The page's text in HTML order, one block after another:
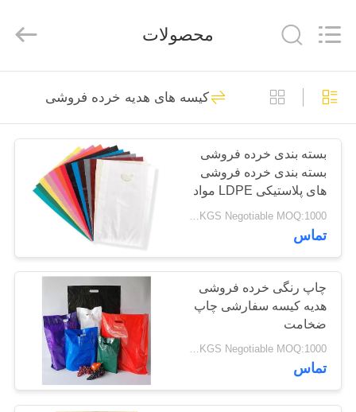
خانه
محصولات
درباره
تور
کارخانه
کنترل
کیفیت
PACKING
PRODUCTS
Rights
کیسه های زباله های
پلاستیکی
کیسه های زباله قرعه
کشی
25
محصولات
کیسه های هدیه خرده فروشی
بسته بندی خرده فروشی
بسته بندی خرده فروشی
های پلاستیکی LDPE مواد
برای خرید
USD 1.7-2.5 / KGS Negotiable MOQ:1000 کیلوگرم
تماس
چاپ رنگی خرده فروشی
هدیه کیسه سفارشی چاپ
ضخامت
USD 1.7-2.5 / KGS Negotiable MOQ:1000 کیلوگرم
تماس